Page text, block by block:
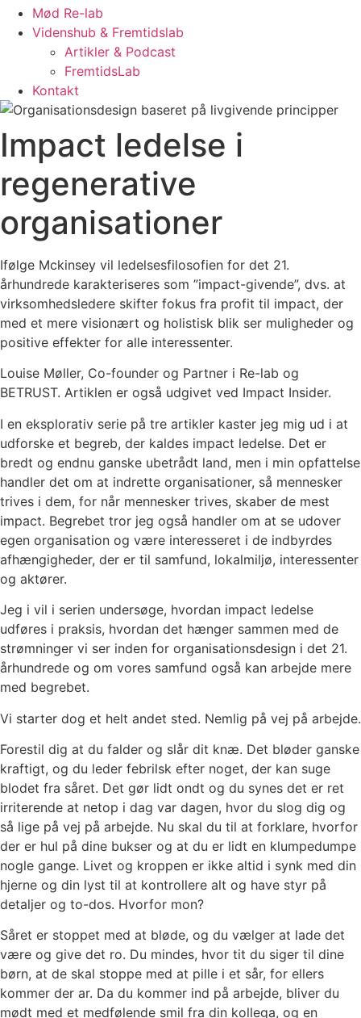
Mød Re-lab
Videnshub & Fremtidslab
Artikler & Podcast
FremtidsLab
Kontakt
Impact ledelse i
regenerative
organisationer
Ifølge Mckinsey vil ledelsesfilosofien for det 21.
århundrede karakteriseres som ”impact-givende”, dvs. at
virksomhedsledere skifter fokus fra profit til impact, der
med et mere visionært og holistisk blik ser muligheder og
positive effekter for alle interessenter.
Louise Møller, Co-founder og Partner i Re-lab og
BETRUST. Artiklen er også udgivet ved Impact Insider.
I en eksplorativ serie på tre artikler kaster jeg mig ud i at
udforske et begreb, der kaldes impact ledelse. Det er
bredt og endnu ganske ubetrådt land, men i min opfattelse
handler det om at indrette organisationer, så mennesker
trives i dem, for når mennesker trives, skaber de mest
impact. Begrebet tror jeg også handler om at se udover
egen organisation og være interesseret i de indbyrdes
afhængigheder, der er til samfund, lokalmiljø, interessenter
og aktører.
Jeg i vil i serien undersøge, hvordan impact ledelse
udføres i praksis, hvordan det hænger sammen med de
strømninger vi ser inden for organisationsdesign i det 21.
århundrede og om vores samfund også kan arbejde mere
med begrebet.
Vi starter dog et helt andet sted. Nemlig på vej på arbejde.
Forestil dig at du falder og slår dit knæ. Det bløder ganske
kraftigt, og du leder febrilsk efter noget, der kan suge
blodet fra såret. Det gør lidt ondt og du synes det er ret
irriterende at netop i dag var dagen, hvor du slog dig og
så lige på vej på arbejde. Nu skal du til at forklare, hvorfor
der er hul på dine bukser og at du er lidt en klumpedumpe
nogle gange. Livet og kroppen er ikke altid i synk med din
hjerne og din lyst til at kontrollere alt og have styr på
detaljer og to-dos. Hvorfor mon?
Såret er stoppet med at bløde, og du vælger at lade det
være og give det ro. Du mindes, hvor tit du siger til dine
børn, at de skal stoppe med at pille i et sår, for ellers
kommer der ar. Da du kommer ind på arbejde, bliver du
mødt med et medfølende smil fra din kollega, og en